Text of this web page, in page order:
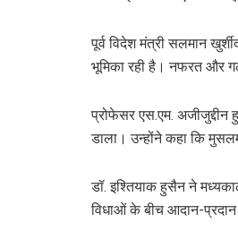
पूर्व विदेश मंत्री सलमान
भूमिका रही है। नफरत और
प्रोफेसर एस.एम. अजीजुद्दीन
डाला। उन्होंने कहा कि
डॉ. इश्तियाक हुसैन ने
विधाओं के बीच आदान-